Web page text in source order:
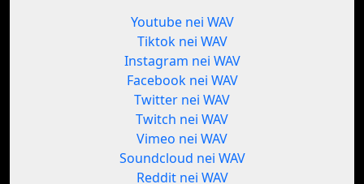
Youtube nei WAV
Tiktok nei WAV
Instagram nei WAV
Facebook nei WAV
Twitter nei WAV
Twitch nei WAV
Vimeo nei WAV
Soundcloud nei WAV
Reddit nei WAV